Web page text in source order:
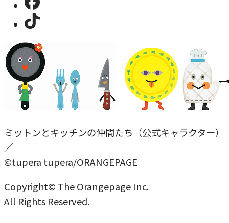
ミットンとキッチンの仲間たち（公式キャラクター）
／
©tupera tupera/ORANGEPAGE
Copyright© The Orangepage Inc.
All Rights Reserved.